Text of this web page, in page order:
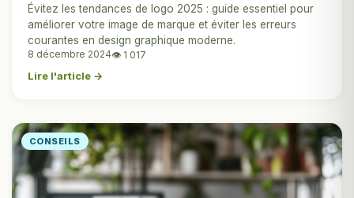
Évitez les tendances de logo 2025 : guide essentiel pour
améliorer votre image de marque et éviter les erreurs
courantes en design graphique moderne.
8 décembre 2024👁 1 017
Lire l'article →
CONSEILS